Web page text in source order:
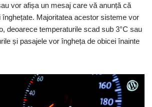
vor afișa un mesaj care vă anunță că
înghețate. Majoritatea acestor sisteme vor
deoarece temperaturile scad sub 3°C sau
și pasajele vor îngheța de obicei înainte